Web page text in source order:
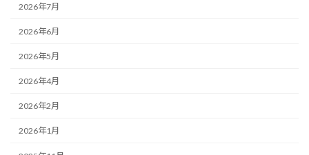
2026年7月
2026年6月
2026年5月
2026年4月
2026年2月
2026年1月